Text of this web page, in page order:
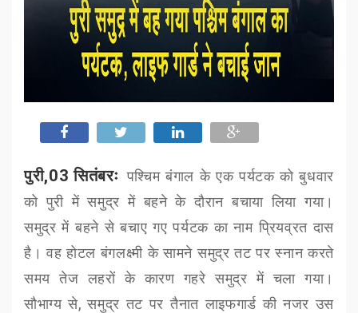
पुरी,03 सितंबरः पश्चिम बंगाल के एक पर्यटक को बुधवार
को पुरी में समुद्र में बहने के दौरान बचाया लिया गया।
समुद्र में बहने से बचाए गए पर्यटक का नाम प्रियव्रत दास
है। वह होटल बंगलक्ष्मी के सामने समुद्र तट पर स्नान करते
समय तेज लहरों के कारण गहरे समुद्र में चला गया।
सौभाग्य से,समुद्र तट पर तैनात लाइफगार्ड की नजर उस